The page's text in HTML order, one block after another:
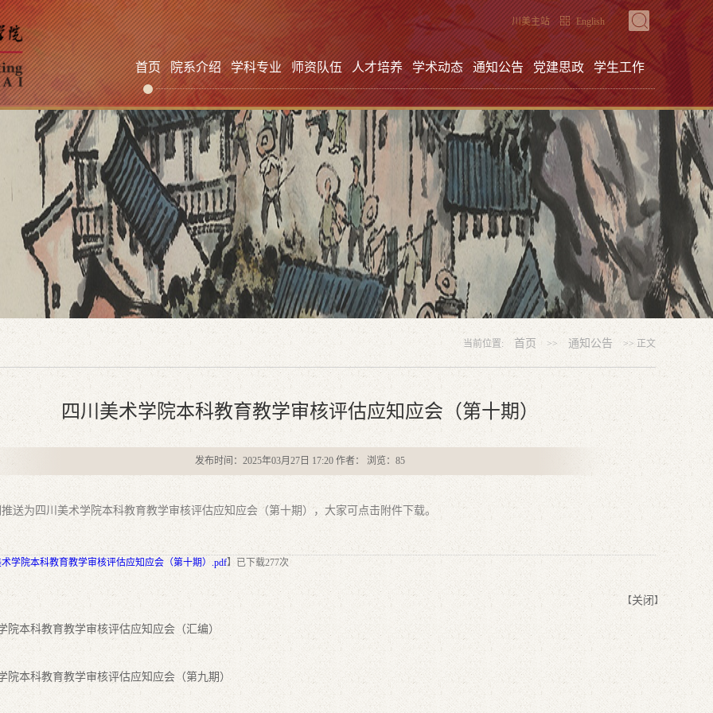
English
川美主站
首页 院系介绍 学科专业 师资队伍 人才培养 学术动态 通知公告 党建思政 学生工作
当前位置: 首页 >> 通知公告 >> 正文
四川美术学院本科教育教学审核评估应知应会（第十期）
发布时间：2025年03月27日 17:20 作者： 浏览： 85
送为四川美术学院本科教育教学审核评估应知应会（第十期），大家可点击附件下载。
学院本科教育教学审核评估应知应会（第十期）.pdf】已下载277次
院本科教育教学审核评估应知应会（汇编）
院本科教育教学审核评估应知应会（第九期）
【关闭 】